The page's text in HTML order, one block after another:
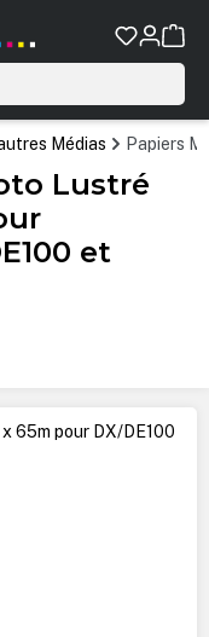
Médias Papiers
Lustré
et